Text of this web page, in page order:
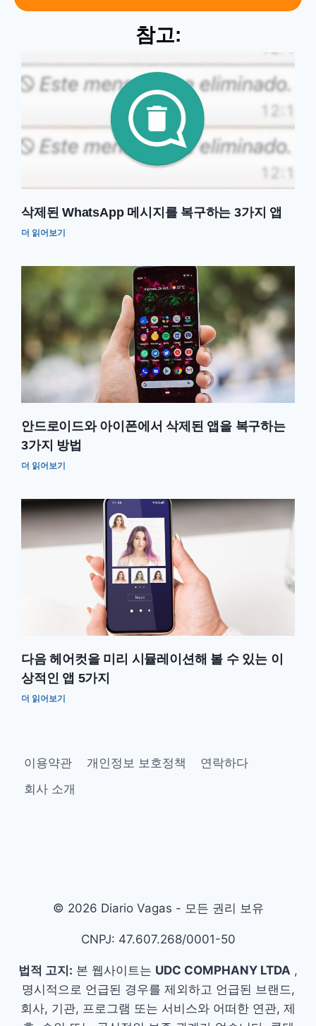
참고:
삭제된 WhatsApp 메시지를 복구하는 3가지 앱
더 읽어보기
안드로이드와 아이폰에서 삭제된 앱을 복구하는
3가지 방법
더 읽어보기
다음 헤어컷을 미리 시뮬레이션해 볼 수 있는 이
상적인 앱 5가지
더 읽어보기
이용약관 개인정보 보호정책
연락하다
회사 소개
© 2026 Diario Vagas - 모든 권리 보유
CNPJ: 47.607.268/0001-50
법적 고지: 본 웹사이트는 UDC COMPHANY LTDA ,
명시적으로 언급된 경우를 제외하고 언급된 브랜드,
회사, 기관, 프로그램 또는 서비스와 어떠한 연관, 제